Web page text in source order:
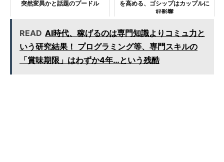
突然変異かと話題のプードル
を高める、ゴシップはカップルに
好影響
READ AI時代、稼げるのは専門知識よりコミュ力と
いう研究結果！ プログラミング等、専門スキルの
「賞味期限」はわずか4年…という残酷